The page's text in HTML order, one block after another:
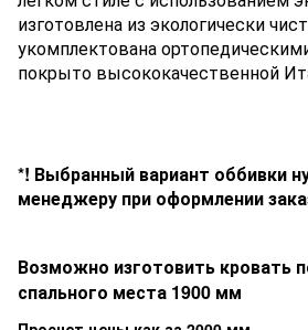
изготовлена из экологически
укомплектована
покрыто высококачественной
*! Выбранный вариант оббивки
менеджеру при оформлении
Возможно изготовить кровать
спального места 1900 мм